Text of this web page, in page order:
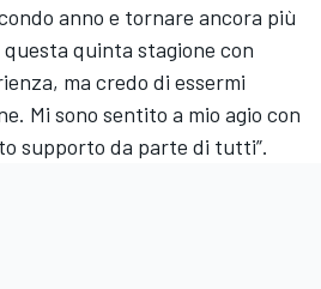
anno e tornare ancora più
quinta stagione con
ma credo di essermi
Mi sono sentito a mio agio con
supporto da parte di tutti”.